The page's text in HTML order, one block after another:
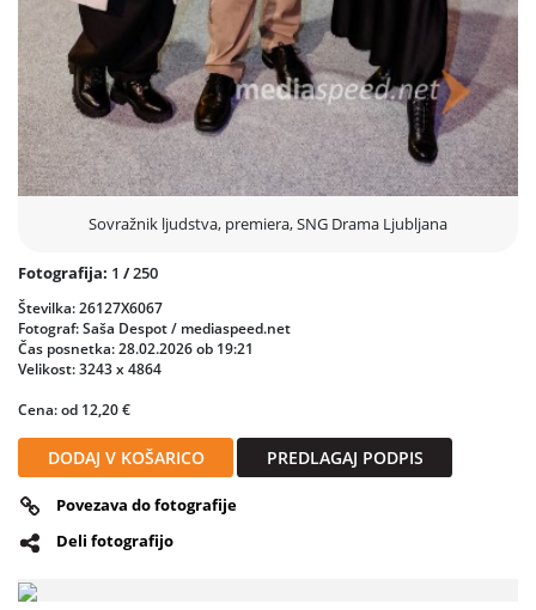
Sovražnik ljudstva, premiera, SNG Drama Ljubljana
Fotografija: 1 /250
Številka: 26127X6067
Fotograf: Saša Despot / mediaspeed.net
Čas posnetka: 28.02.2026 ob 19:21
Velikost: 3243 x 4864
Cena: od 12,20 €
DODAJ V KOŠARICO PREDLAGAJ PODPIS
Povezava do fotografije
Deli fotografijo